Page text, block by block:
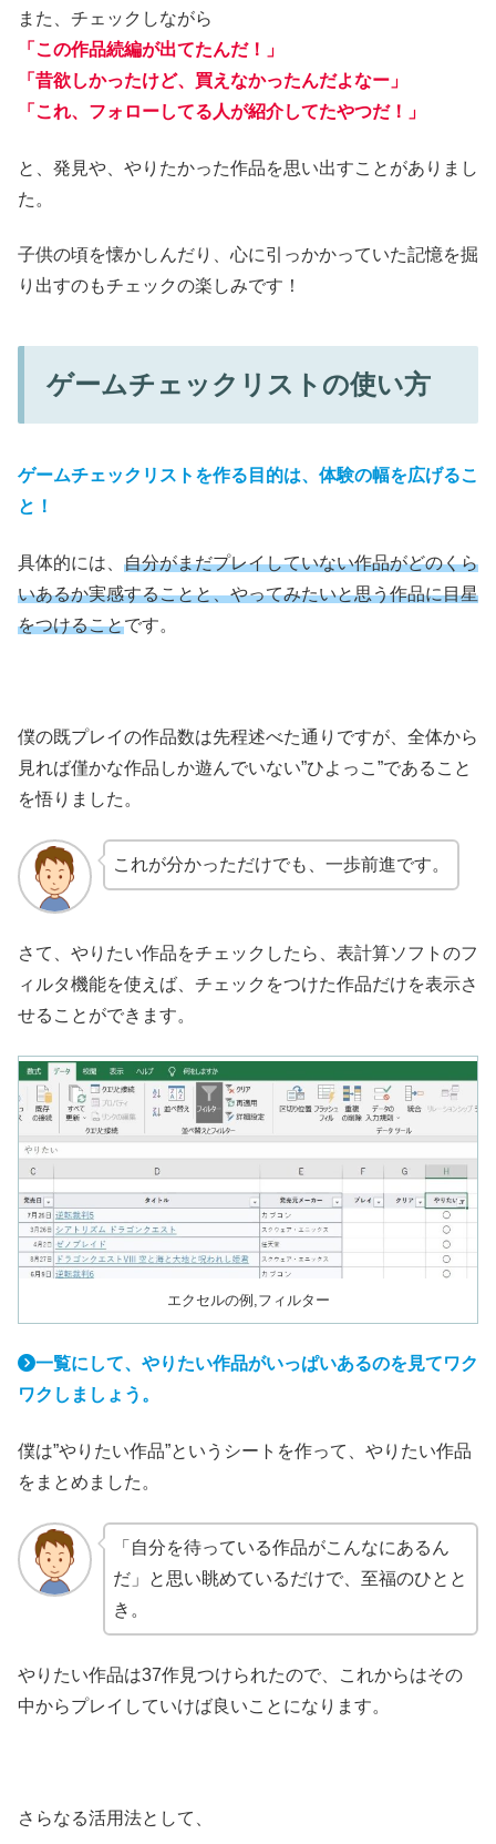
また、チェックしながら
「この作品続編が出てたんだ！」
「昔欲しかったけど、買えなかったんだよなー」
「これ、フォローしてる人が紹介してたやつだ！」
と、発見や、やりたかった作品を思い出すことがありまし
た。
子供の頃を懐かしんだり、心に引っかかっていた記憶を掘
り出すのもチェックの楽しみです！
ゲームチェックリストの使い方
ゲームチェックリストを作る目的は、体験の幅を広げるこ
と！
具体的には、 自分がまだプレイしていない作品がどのくら
いあるか実感することと、やってみたいと思う作品に目星
をつけることです。
僕の既プレイの作品数は先程述べた通りですが、全体から
見れば僅かな作品しか遊んでいない”ひよっこ”であること
を悟りました。
これが分かっただけでも、一歩前進です。
さて、やりたい作品をチェックしたら、表計算ソフトのフ
ィルタ機能を使えば、チェックをつけた作品だけを表示さ
せることができます。
エクセルの例,フィルター
一覧にして、やりたい作品がいっぱいあるのを見てワク
ワクしましょう。
僕は”やりたい作品”というシートを作って、やりたい作品
をまとめました。
「自分を待っている作品がこんなにあるん
だ」と思い眺めているだけで、至福のひとと
き。
やりたい作品は37作見つけられたので、これからはその
中からプレイしていけば良いことになります。
さらなる活用法として、